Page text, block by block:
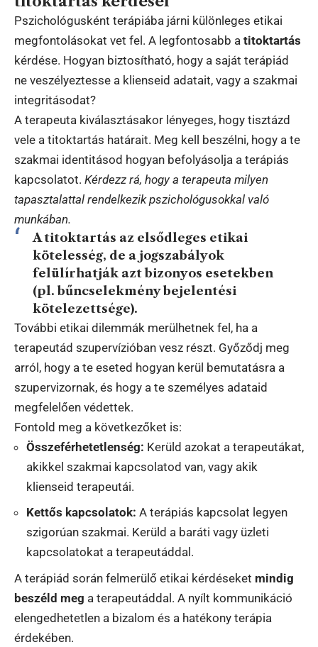
Pszichológusként terápiába járni különleges etikai
megfontolásokat vet fel. A legfontosabb a titoktartás
kérdése. Hogyan biztosítható, hogy a saját terápiád
ne veszélyeztesse a klienseid adatait, vagy a szakmai
integritásodat?
A terapeuta kiválasztásakor lényeges, hogy tisztázd
vele a titoktartás határait. Meg kell beszélni, hogy a te
szakmai identitásod hogyan befolyásolja a terápiás
kapcsolatot. Kérdezz rá, hogy a terapeuta milyen
tapasztalattal rendelkezik pszichológusokkal való
munkában.
A titoktartás az elsődleges etikai
kötelesség, de a jogszabályok
felülírhatják azt bizonyos esetekben
(pl. bűncselekmény bejelentési
kötelezettsége).
További etikai dilemmák merülhetnek fel, ha a
terapeutád szupervízióban vesz részt. Győződj meg
arról, hogy a te eseted hogyan kerül bemutatásra a
szupervizornak, és hogy a te személyes adataid
megfelelően védettek.
Fontold meg a következőket is:
Összeférhetetlenség: Kerüld azokat a terapeutákat,
akikkel szakmai kapcsolatod van, vagy akik
klienseid terapeutái.
Kettős kapcsolatok: A terápiás kapcsolat legyen
szigorúan szakmai. Kerüld a baráti vagy üzleti
kapcsolatokat a terapeutáddal.
A terápiád során felmerülő etikai kérdéseket mindig
beszéld meg a terapeutáddal. A nyílt kommunikáció
elengedhetetlen a bizalom és a hatékony terápia
érdekében.